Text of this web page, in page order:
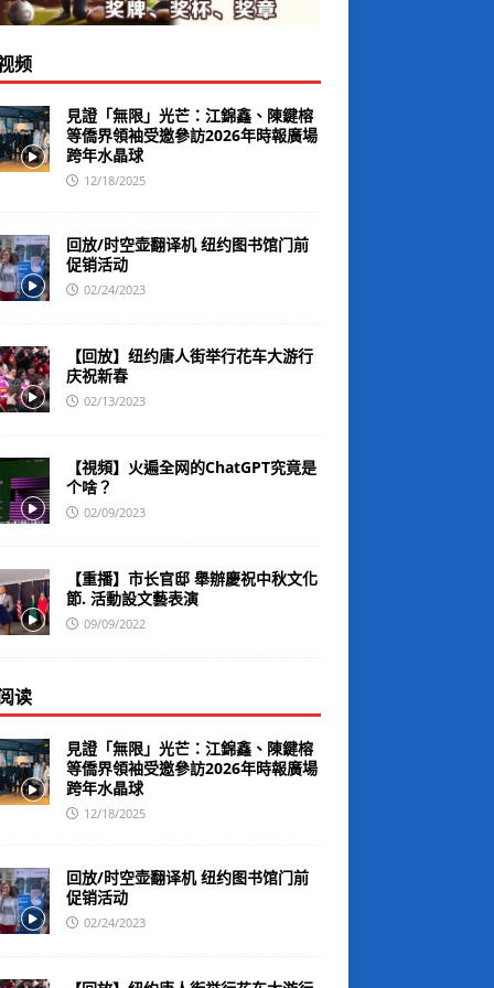
频
見證「無限」光芒：江錦鑫、陳鍵榕
等僑界領袖受邀參訪2026年時報廣場
跨年水晶球
12/18/2025
回放/时空壶翻译机 纽约图书馆门前
促销活动
02/24/2023
【回放】纽约唐人街举行花车大游行
庆祝新春
02/13/2023
【視頻】火遍全网的ChatGPT究竟是
个啥？
02/09/2023
【重播】市长官邸 舉辦慶祝中秋文化
節. 活動設文藝表演
09/09/2022
读
見證「無限」光芒：江錦鑫、陳鍵榕
等僑界領袖受邀參訪2026年時報廣場
跨年水晶球
12/18/2025
回放/时空壶翻译机 纽约图书馆门前
促销活动
02/24/2023